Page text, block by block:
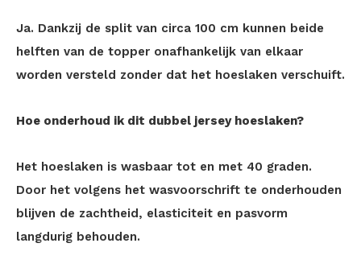
Ja. Dankzij de split van circa 100 cm kunnen beide
helften van de topper onafhankelijk van elkaar
worden versteld zonder dat het hoeslaken verschuift.
Hoe onderhoud ik dit dubbel jersey hoeslaken?
Het hoeslaken is wasbaar tot en met 40 graden.
Door het volgens het wasvoorschrift te onderhouden
blijven de zachtheid, elasticiteit en pasvorm
langdurig behouden.